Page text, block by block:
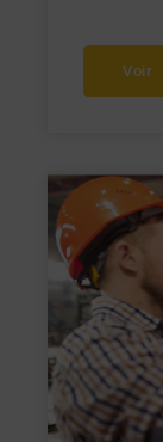
Voir